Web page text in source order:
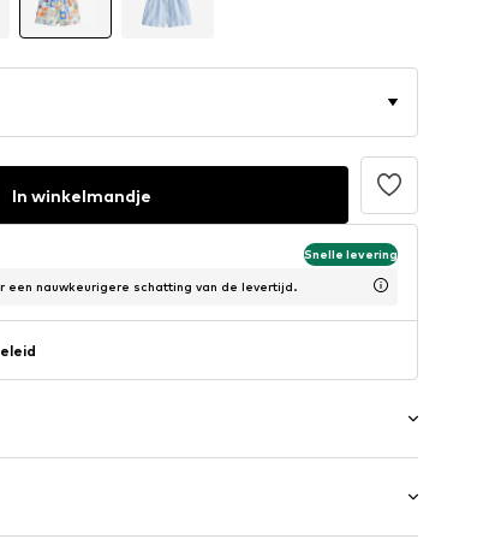
In winkelmandje
Snelle levering
een nauwkeurigere schatting van de levertijd.